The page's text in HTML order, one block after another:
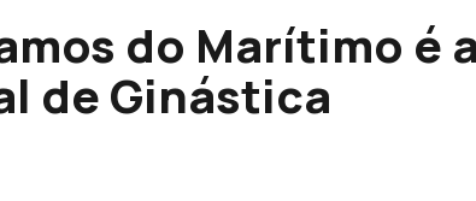
do Marítimo é
de Ginástica